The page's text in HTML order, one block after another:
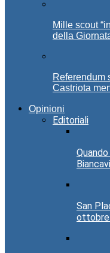
Mille scout
della
Referendum
Castriota
Opinioni
Editoriali
San
ottobre